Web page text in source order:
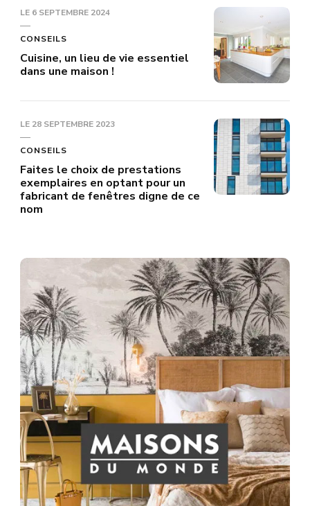
LE 6 SEPTEMBRE 2024
CONSEILS
Cuisine, un lieu de vie essentiel
dans une maison !
LE 28 SEPTEMBRE 2023
CONSEILS
Faites le choix de prestations
exemplaires en optant pour un
fabricant de fenêtres digne de ce
nom